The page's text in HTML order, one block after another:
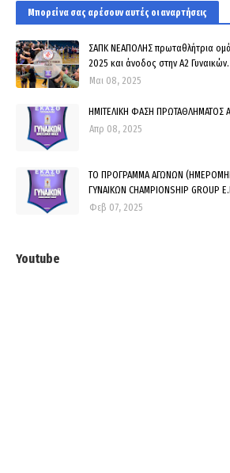
Μπορεί να σας αρέσουν αυτές οι αναρτήσεις
ΣΑΠΚ ΝΕΑΠΟΛΗΣ πρωταθλήτρια
2025 και άνοδος στην Α2
Μαι 08, 2025
ΗΜΙΤΕΛΙΚΗ ΦΑΣΗ ΠΡΩΤΑΘΛΗΜΑΤΟΣ
Απρ 08, 2025
ΤΟ ΠΡΟΓΡΑΜΜΑ ΑΓΩΝΩΝ
ΓΥΝΑΙΚΩΝ CHAMPIONSHIP GROUP
Φεβ 07, 2025
Youtube